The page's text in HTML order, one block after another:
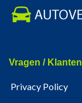
Vragen /
Privacy Policy